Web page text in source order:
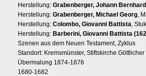
Herstellung: Grabenberger, Johann Bernhard
Herstellung: Grabenberger, Michael Georg,
Herstellung: Colombo, Giovanni Battista,
Herstellung: Barberini, Giovanni Battista
Szenen aus dem Neuen Testament, Zyklus
Standort: Kremsmünster, Stiftskirche
Übermalung 1874-1876
1680-1682